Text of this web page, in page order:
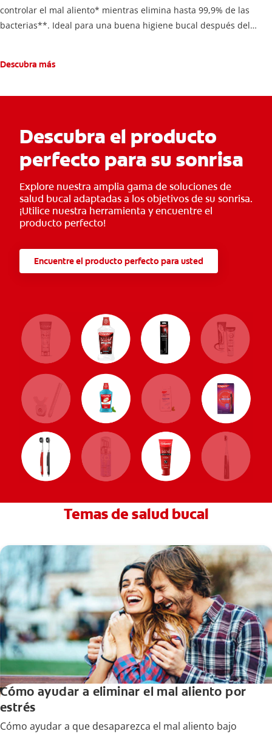
controlar el mal aliento* mientras elimina hasta 99,9% de las
bacterias**. Ideal para una buena higiene bucal después del
Descubra más
Descubra el producto
perfecto para su sonrisa
Explore nuestra amplia gama de soluciones de
salud bucal adaptadas a los objetivos de su sonrisa.
¡Utilice nuestra herramienta y encuentre el
producto perfecto!
Encuentre el producto perfecto para usted
Temas de salud bucal
Cómo ayudar a eliminar el mal aliento por
estrés
Cómo ayudar a que desaparezca el mal aliento bajo